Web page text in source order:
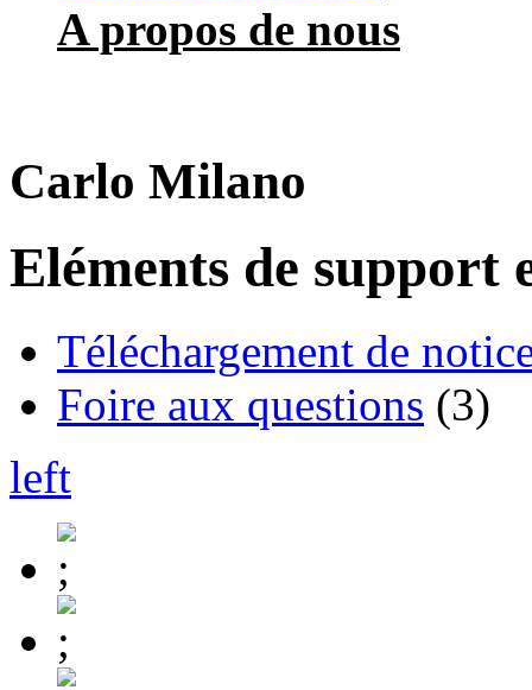
A propos de nous
Carlo Milano
Eléments de support
Téléchargement de
Foire aux questions (3)
left